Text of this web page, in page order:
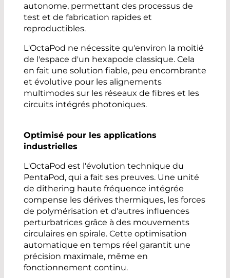
autonome, permettant des processus de
test et de fabrication rapides et
reproductibles.
L'OctaPod ne nécessite qu'environ la moitié
de l'espace d'un hexapode classique. Cela
en fait une solution fiable, peu encombrante
et évolutive pour les alignements
multimodes sur les réseaux de fibres et les
circuits intégrés photoniques.
Optimisé pour les applications
industrielles
L'OctaPod est l'évolution technique du
PentaPod, qui a fait ses preuves. Une unité
de dithering haute fréquence intégrée
compense les dérives thermiques, les forces
de polymérisation et d'autres influences
perturbatrices grâce à des mouvements
circulaires en spirale. Cette optimisation
automatique en temps réel garantit une
précision maximale, même en
fonctionnement continu.